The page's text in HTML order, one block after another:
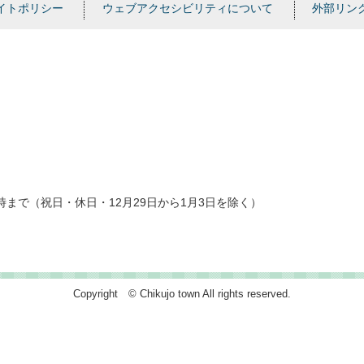
トポリシー ウェブアクセシビリティについて 外部リン
で（祝日・休日・12月29日から1月3日を除く）
Copyright © Chikujo town All rights reserved.